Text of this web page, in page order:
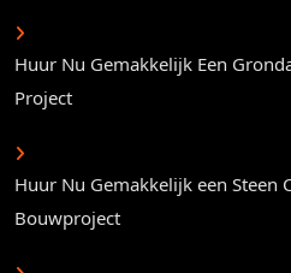
Huur Nu Gemakkelijk Een
Project
Huur Nu Gemakkelijk een Steen
Bouwproject